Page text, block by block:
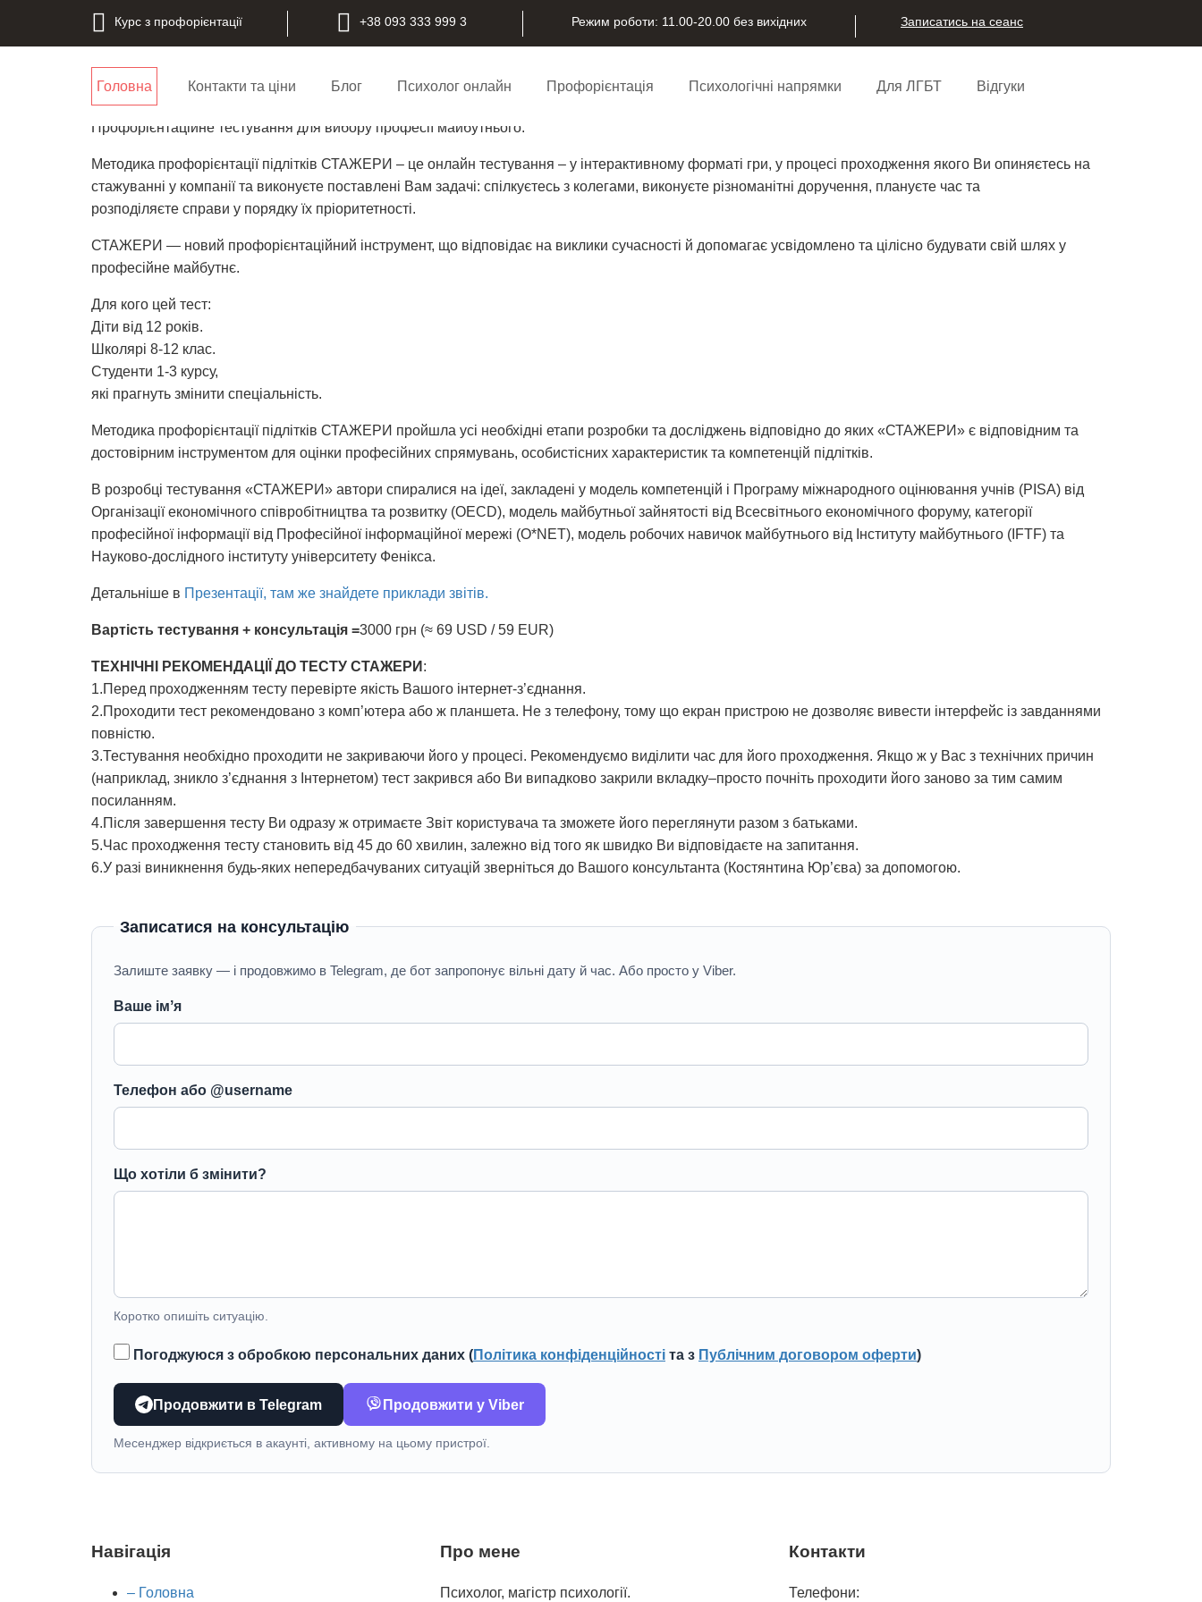
Курс з профорієнтації +38 093 333 999 3 Режим роботи: 11.00-20.00 без вихідних Записатись на сеанс
Головна Контакти та ціни Блог Психолог онлайн Профорієнтація Психологічні напрямки Для ЛГБТ Відгуки
Методика профорієнтації підлітків СТАЖЕРИ
Профорієнтаційне тестування для вибору професії майбутнього.
Методика профорієнтації підлітків СТАЖЕРИ – це онлайн тестування – у інтерактивному форматі гри, у процесі проходження якого Ви опиняєтесь на
стажуванні у компанії та виконуєте поставлені Вам задачі: спілкуєтесь з колегами, виконуєте різноманітні доручення, плануєте час та
розподіляєте справи у порядку їх пріоритетності.
СТАЖЕРИ — новий профорієнтаційний інструмент, що відповідає на виклики сучасності й допомагає усвідомлено та цілісно будувати свій шлях у
професійне майбутнє.
Для кого цей тест:
Діти від 12 років.
Школярі 8-12 клас.
Студенти 1-3 курсу,
які прагнуть змінити спеціальність.
Методика профорієнтації підлітків СТАЖЕРИ пройшла усі необхідні етапи розробки та досліджень відповідно до яких «СТАЖЕРИ» є відповідним та
достовірним інструментом для оцінки професійних спрямувань, особистісних характеристик та компетенцій підлітків.
В розробці тестування «СТАЖЕРИ» автори спиралися на ідеї, закладені у модель компетенцій і Програму міжнародного оцінювання учнів (PISA) від
Організації економічного співробітництва та розвитку (OECD), модель майбутньої зайнятості від Всесвітнього економічного форуму, категорії
професійної інформації від Професійної інформаційної мережі (O*NET), модель робочих навичок майбутнього від Інституту майбутнього (IFTF) та
Науково-дослідного інституту університету Фенікса.
Детальніше в Презентації, там же знайдете приклади звітів.
Вартість тестування + консультація =3000 грн (≈ 69 USD / 59 EUR)
ТЕХНІЧНІ РЕКОМЕНДАЦІЇ ДО ТЕСТУ СТАЖЕРИ :
1.Перед проходженням тесту перевірте якість Вашого інтернет-з’єднання.
2.Проходити тест рекомендовано з комп’ютера або ж планшета. Не з телефону, тому що екран пристрою не дозволяє вивести інтерфейс із завданнями
повністю.
3.Тестування необхідно проходити не закриваючи його у процесі. Рекомендуємо виділити час для його проходження. Якщо ж у Вас з технічних причин
(наприклад, зникло з’єднання з Інтернетом) тест закрився або Ви випадково закрили вкладку–просто почніть проходити його заново за тим самим
посиланням.
4.Після завершення тесту Ви одразу ж отримаєте Звіт користувача та зможете його переглянути разом з батьками.
5.Час проходження тесту становить від 45 до 60 хвилин, залежно від того як швидко Ви відповідаєте на запитання.
6.У разі виникнення будь-яких непередбачуваних ситуацій зверніться до Вашого консультанта (Костянтина Юр’єва) за допомогою.
Записатися на консультацію
Залиште заявку — і продовжимо в Telegram, де бот запропонує вільні дату й час. Або просто у Viber.
Ваше імʼя
Телефон або @username
Що хотіли б змінити?
Коротко опишіть ситуацію.
Погоджуюся з обробкою персональних даних (Політика конфіденційності та з Публічним договором оферти)
Продовжити в Telegram Продовжити у Viber
Месенджер відкриється в акаунті, активному на цьому пристрої.
Навігація
– Головна
Про мене
Психолог, магістр психології.
Контакти
Телефони: